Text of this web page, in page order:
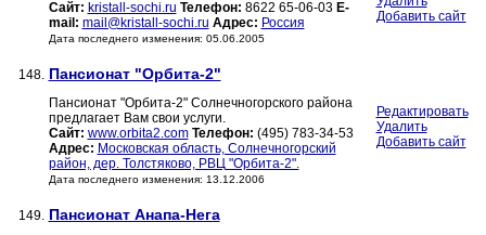
Сайт: kristall-sochi.ru Телефон: 8622 65-06-03 E-
mail: mail@kristall-sochi.ru Адрес: Россия
Дата последнего изменения: 05.06.2005
Добавить сайт
148. Пансионат "Орбита-2"
Пансионат "Орбита-2" Солнечногорского района
предлагает Вам свои услуги.
Сайт: www.orbita2.com Телефон: (495) 783-34-53
Адрес: Московская область, Солнечногорский
район, дер. Толстяково, РВЦ "Орбита-2".
Дата последнего изменения: 13.12.2006
Редактировать
Удалить
Добавить сайт
149. Пансионат Анапа-Нега